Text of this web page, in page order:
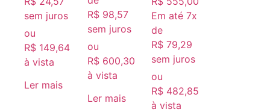
sem juros
ou
R$ 149,64
à vista
Ler mais
R$ 98,57
sem juros
ou
R$ 600,30
à vista
Ler mais
Em até 7x
de
R$79,29
sem juros
ou
R$482,85
à vista